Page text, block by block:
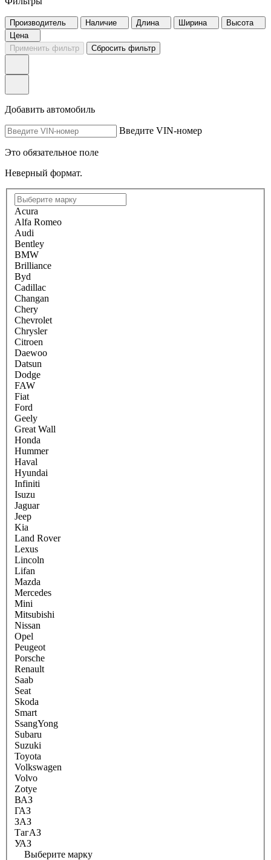
Производитель Наличие Длина Ширина
Высота
Цена
Применить фильтр
Сбросить фильтр
Добавить автомобиль
Введите VIN-номер
Это обязательное поле
Неверный формат.
Acura
Alfa Romeo
Audi
Bentley
BMW
Brilliance
Byd
Cadillac
Changan
Chery
Chevrolet
Chrysler
Citroen
Daewoo
Datsun
Dodge
FAW
Fiat
Ford
Geely
Great Wall
Honda
Hummer
Haval
Hyundai
Infiniti
Isuzu
Jaguar
Jeep
Kia
Land Rover
Lexus
Lincoln
Lifan
Mazda
Mercedes
Mini
Mitsubishi
Nissan
Opel
Peugeot
Porsche
Renault
Saab
Seat
Skoda
Smart
SsangYong
Subaru
Suzuki
Toyota
Volkswagen
Volvo
Zotye
ВАЗ
ГАЗ
ЗАЗ
ТагАЗ
УАЗ
Выберите марку